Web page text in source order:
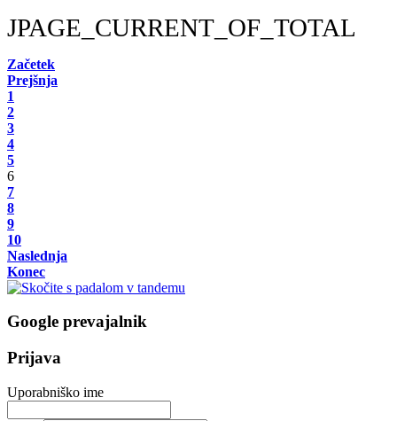
JPAGE_CURRENT_OF_TOTAL
Začetek
Prejšnja
1
2
3
4
5
6
7
8
9
10
Naslednja
Konec
Google prevajalnik
Prijava
Uporabniško ime